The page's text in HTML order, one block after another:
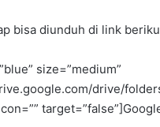
bisa diunduh di link
size=”medium”
drive/